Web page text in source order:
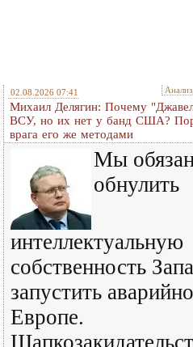
02.08.2026 07:41
Михаил Делягин: Почему
ВСУ, но их нет у банд США?
врага его же методами
Мы
обнулить
интеллектуальную
собственность
запустить
Европе.